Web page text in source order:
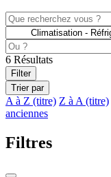
6 Résultats
Filter
Trier par
A à Z (titre) Z à A (titre)
anciennes
Filtres